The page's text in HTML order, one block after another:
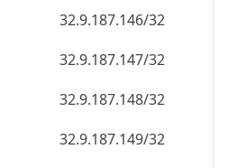
32.9.187.146/32
32.9.187.147/32
32.9.187.148/32
32.9.187.149/32